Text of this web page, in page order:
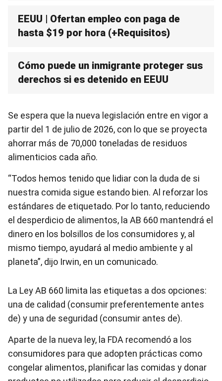
EEUU | Ofertan empleo con paga de
hasta $19 por hora (+Requisitos)
Cómo puede un inmigrante proteger sus
derechos si es detenido en EEUU
Se espera que la nueva legislación entre en vigor a
partir del 1 de julio de 2026, con lo que se proyecta
ahorrar más de 70,000 toneladas de residuos
alimenticios cada año.
“Todos hemos tenido que lidiar con la duda de si
nuestra comida sigue estando bien. Al reforzar los
estándares de etiquetado. Por lo tanto, reduciendo
el desperdicio de alimentos, la AB 660 mantendrá el
dinero en los bolsillos de los consumidores y, al
mismo tiempo, ayudará al medio ambiente y al
planeta”, dijo Irwin, en un comunicado.
La Ley AB 660 limita las etiquetas a dos opciones:
una de calidad (consumir preferentemente antes
de) y una de seguridad (consumir antes de).
Aparte de la nueva ley, la FDA recomendó a los
consumidores para que adopten prácticas como
congelar alimentos, planificar las comidas y donar